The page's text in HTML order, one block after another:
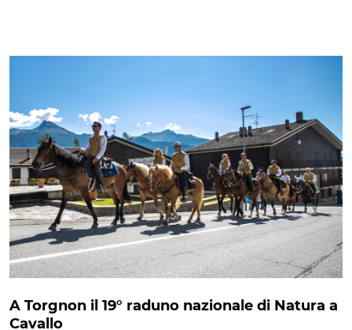
A Torgnon il 19° raduno nazionale di Natura a
Cavallo